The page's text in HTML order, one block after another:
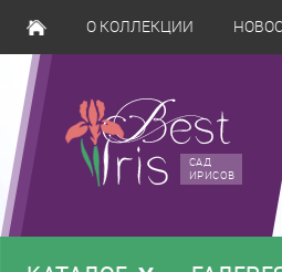
О КОЛЛЕКЦИИ
САД
ИРИСОВ